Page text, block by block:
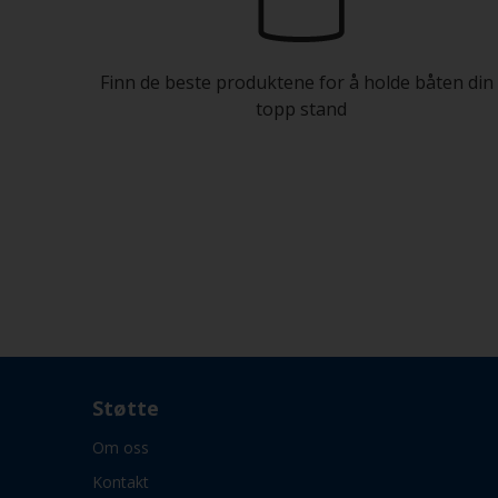
Finn de beste produktene for å holde båten din
topp stand
Støtte
Om oss
Kontakt